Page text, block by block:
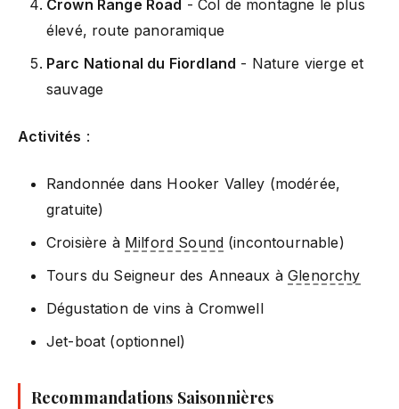
Crown Range Road - Col de montagne le plus
élevé, route panoramique
Parc National du Fiordland - Nature vierge et
sauvage
Activités :
Randonnée dans Hooker Valley (modérée,
gratuite)
Croisière à Milford Sound (incontournable)
Tours du Seigneur des Anneaux àGlenorchy
Dégustation de vins à Cromwell
Jet-boat (optionnel)
Recommandations Saisonnières